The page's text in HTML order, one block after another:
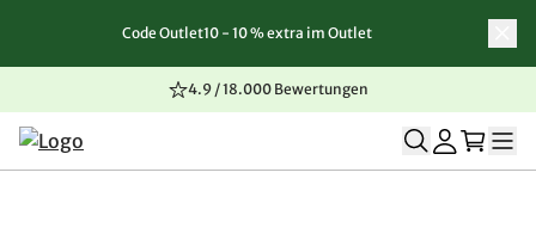
Zum Inhalt springen
Zur Navigation springen
Zum Seitenende springen
Code Outlet10 - 10 % extra im Outlet
4.9 / 18.000 Bewertungen